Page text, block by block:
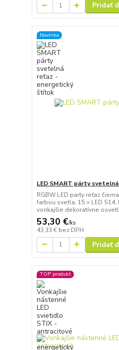
Pridať
Novinka
LED SMART párty
RGBW LED party reťaz
farbou svetla, 15 × LED S14,
vonkajšie dekoratívne
53,30 €/ks
43,33 € bez DPH
Pridať
TOP produkt